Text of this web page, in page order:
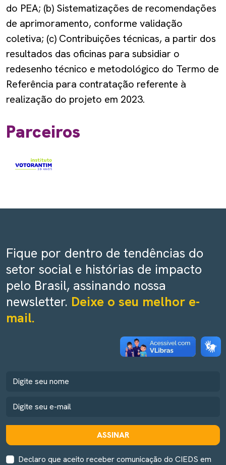
do PEA; (b) Sistematizações de recomendações
de aprimoramento, conforme validação
coletiva; (c) Contribuições técnicas, a partir dos
resultados das oficinas para subsidiar o
redesenho técnico e metodológico do Termo de
Referência para contratação referente à
realização do projeto em 2023.
Parceiros
Fique por dentro de tendências do
setor social e histórias de impacto
pelo Brasil, assinando nossa
newsletter. Deixe o seu melhor e-
mail.
ASSINAR
Declaro que aceito receber comunicação do CIEDS em